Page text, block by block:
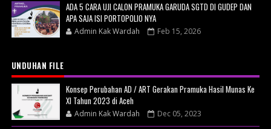
ADA 5 CARA UJI CALON PRAMUKA GARUDA SGTD DI GUDEP DAN
APA SAJA ISI PORTOPOLIO NYA
Admin Kak Wardah Feb 15, 2026
UNDUHAN FILE
Konsep Perubahan AD / ART Gerakan Pramuka Hasil Munas Ke
XI Tahun 2023 di Aceh
Admin Kak Wardah Dec 05, 2023